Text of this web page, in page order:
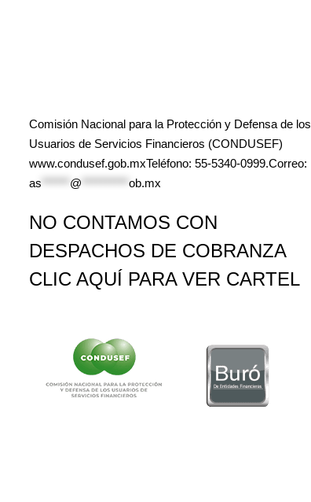
Comisión Nacional para la Protección y Defensa de los
Usuarios de Servicios Financieros (CONDUSEF)
www.condusef.gob.mxTeléfono: 55-5340-0999.Correo:
as
@ ob.mx
NO CONTAMOS CON
DESPACHOS DE COBRANZA
CLIC AQUÍ PARA VER CARTEL